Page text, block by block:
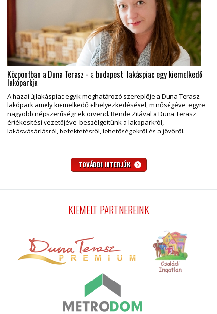
Központban a Duna Terasz - a budapesti lakáspiac egy kiemelkedő
lakóparkja
A hazai újlakáspiac egyik meghatározó szereplője a Duna Terasz
lakópark amely kiemelkedő elhelyezkedésével, minőségével egyre
nagyobb népszerűségnek örvend. Bende Zitával a Duna Terasz
értékesítési vezetőjével beszélgettünk a lakóparkról,
lakásvásárlásról, befektetésről, lehetőségekről és a jövőről.
TOVÁBBI INTERJÚK
KIEMELT PARTNEREINK